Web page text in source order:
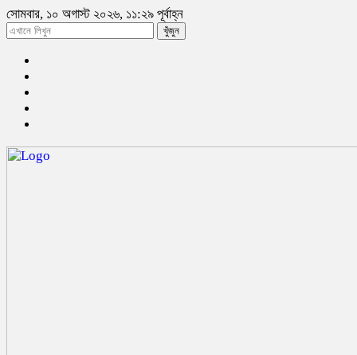
সোমবার, ১০ অগাস্ট ২০২৬, ১১:২৯ পূর্বাহ্ন
খুঁজুন